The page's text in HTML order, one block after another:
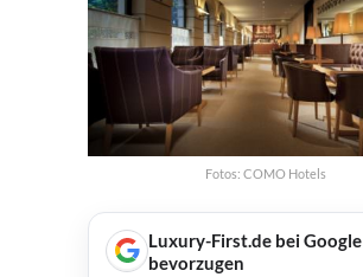
Fotos: COMO Hotels
Luxury-First.de bei Google
bevorzugen